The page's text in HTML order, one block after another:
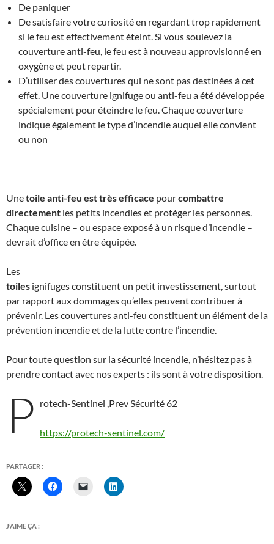
De paniquer
De satisfaire votre curiosité en regardant trop rapidement
si le feu est effectivement éteint. Si vous soulevez la
couverture anti-feu, le feu est à nouveau approvisionné en
oxygène et peut repartir.
D’utiliser des couvertures qui ne sont pas destinées à cet
effet. Une couverture ignifuge ou anti-feu a été développée
spécialement pour éteindre le feu. Chaque couverture
indique également le type d’incendie auquel elle convient
ou non
Unetoile anti-feu est très efficace pourcombattre
directement les petits incendies et protéger les personnes.
Chaque cuisine – ou espace exposé à un risque d’incendie –
devrait d’office en être équipée.
Les
toiles ignifuges constituent un petit investissement, surtout
par rapport aux dommages qu’elles peuvent contribuer à
prévenir. Les couvertures anti-feu constituent un élément de la
prévention incendie et de la lutte contre l’incendie.
Pour toute question sur la sécurité incendie, n’hésitez pas à
prendre contact avec nos experts : ils sont à votre disposition.
P rotech-Sentinel ,Prev Sécurité 62
https://protech-sentinel.com/
PARTAGER :
J’AIME ÇA :